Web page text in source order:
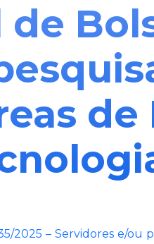
de
2025 – Servidores e/ou